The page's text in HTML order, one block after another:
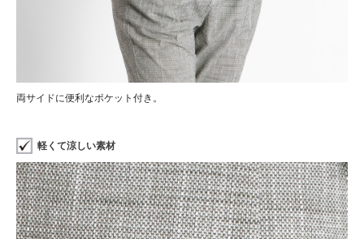
両サイドに便利なポケット付き。
軽くて涼しい素材